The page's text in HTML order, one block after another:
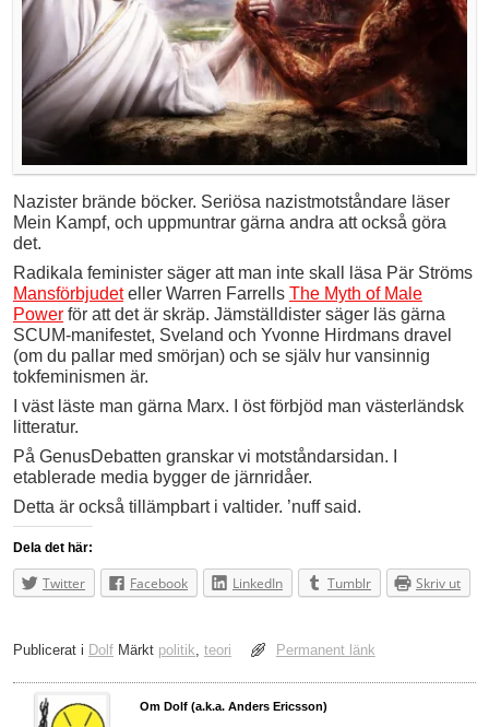
Nazister brände böcker. Seriösa nazistmotståndare läser
Mein Kampf, och uppmuntrar gärna andra att också göra
det.
Radikala feminister säger att man inte skall läsa Pär Ströms
Mansförbjudeteller Warren Farrells The Myth of Male
Power för att det är skräp. Jämställdister säger läs gärna
SCUM-manifestet, Sveland och Yvonne Hirdmans dravel
(om du pallar med smörjan) och se själv hur vansinnig
tokfeminismen är.
I väst läste man gärna Marx. I öst förbjöd man västerländsk
litteratur.
På GenusDebatten granskar vi motståndarsidan. I
etablerade media bygger de järnridåer.
Detta är också tillämpbart i valtider. ’nuff said.
Dela det här:
Twitter Facebook LinkedIn Tumblr Skriv ut
Publicerat i Dolf Märkt politik, teori Permanent länk
Om Dolf (a.k.a. Anders Ericsson)